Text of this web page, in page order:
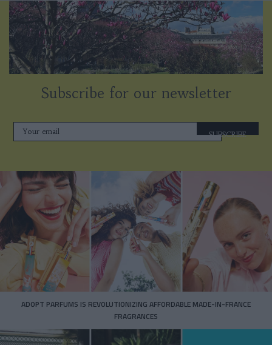
Subscribe for our newsletter
SUBSCRIBE
ADOPT PARFUMS IS REVOLUTIONIZING AFFORDABLE MADE-IN-FRANCE
FRAGRANCES